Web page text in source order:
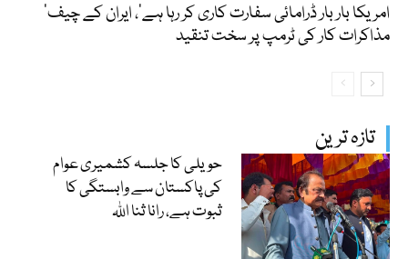
تازہ ترین
حویلی کا جلسہ کشمیری عوام
کی پاکستان سے وابستگی کا
ثبوت ہے، رانا ثنا اللہ
’امریکا بار بار ڈرامائی سفارت کاری کر رہا ہے‘، ایران کے چیف
مذاکرات کار کی ٹرمپ پر سخت تنقید